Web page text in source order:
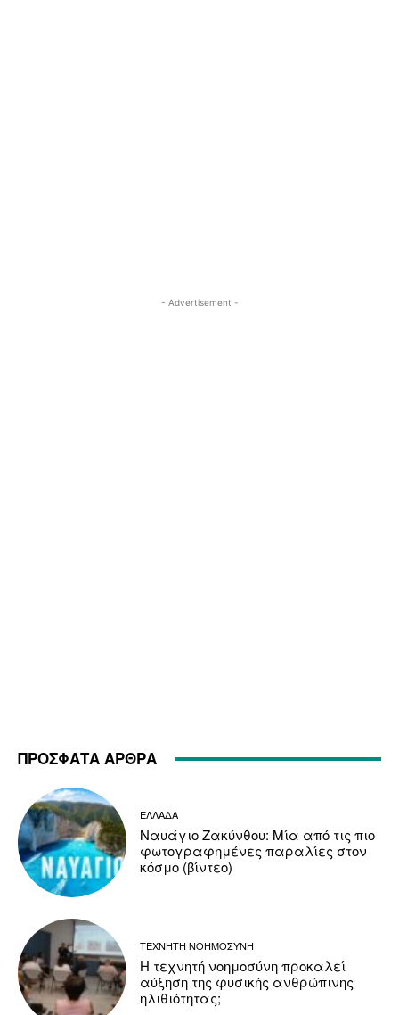
- Advertisement -
ΠΡΟΣΦΑΤΑ ΑΡΘΡΑ
ΕΛΛΑΔΑ
Ναυάγιο Ζακύνθου: Μία από τις πιο
φωτογραφημένες παραλίες στον
κόσμο (βίντεο)
ΤΕΧΝΗΤΗ ΝΟΗΜΟΣΥΝΗ
Η τεχνητή νοημοσύνη προκαλεί
αύξηση της φυσικής ανθρώπινης
ηλιθιότητας;